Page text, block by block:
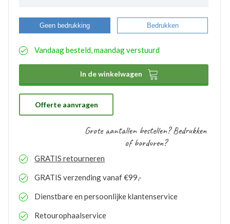
Bij Bevazet kunt u uw bedrijfskleding ook laten
bedrukken. Middels onderstaande stappen kunt u
aangemaakte bedrukkingsprofielen worden
hoeft u bij eventuele nabestellingen niet nogmaals het
proces te doorlopen. De bestelde logo’s kunnen door
ons gratis op voorraad gehouden worden. Bij eventuele
nabestellingen is uw voorraad bekend en kunt u de
logo’s toepassen op elk gewenste artikel.
Geen bedrukking Bedrukken
Vandaag besteld, maandag verstuurd
In de winkelwagen 
Offerte aanvragen
Grote aantallen bestellen? Bedrukken
of borduren?
GRATIS retourneren
GRATIS verzending vanaf €99,-
Dienstbare en persoonlijke klantenservice
Retourophaalservice